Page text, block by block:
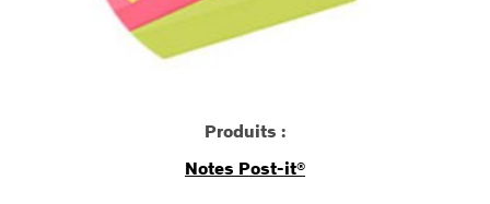
Produits :
Notes Post-it®